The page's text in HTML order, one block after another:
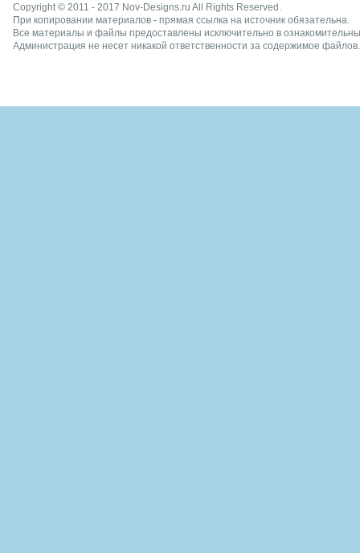
Copyright © 2011 - 2017 Nov-Designs.ru All Rights Reserved.
При копировании материалов - прямая ссылка на источник обязательна.
Все материалы и файлы предоставлены исключительно в
Администрация не несет никакой ответственности за содержимое файлов.